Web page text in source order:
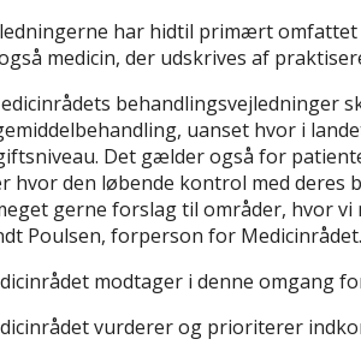
har hidtil primært omfattet
medicin, der udskrives af
behandlingsvejledninger
uanset hvor i
Det gælder også for
hvor den løbende kontrol med deres
gerne forslag til områder, hvor
Poulsen, forperson for Medicinrådet.
modtager i denne omgang
vurderer og prioriterer